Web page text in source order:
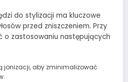
do stylizacji ma kluczowe
przed zniszczeniem. Przy
zastosowaniu następujących
jonizacji, aby zminimalizować